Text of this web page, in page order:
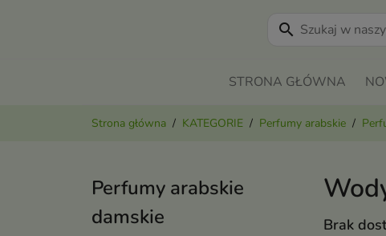
search
STRONA GŁÓWNA
Strona główna KATEGORIE Perfumy arabskie
Perfumy arabskie
damskie
Brak